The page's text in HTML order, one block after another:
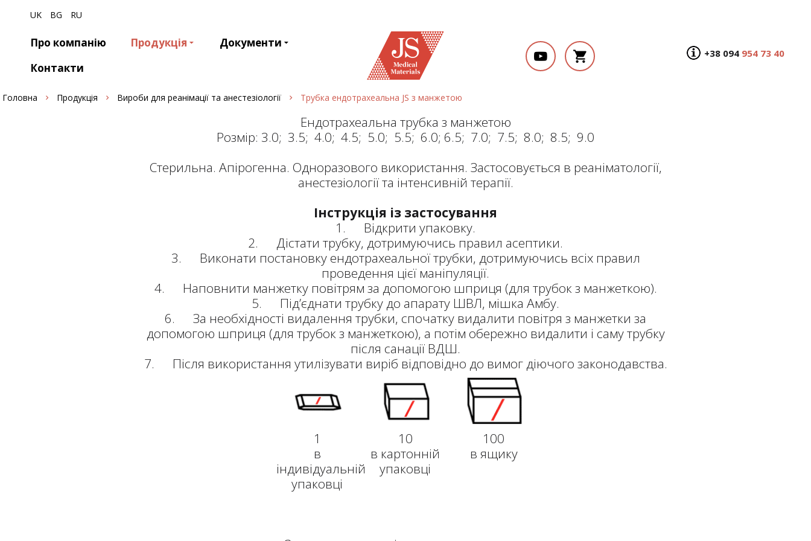
UK BG RU
Про компанію Продукція
Документи
Контакти
+38 094 954 73 40
Головна Продукція Вироби для реанімації та анестезіології Трубка ендотрахеальна JS з манжетою
Ендотрахеальна трубка з манжетою
Розмір: 3.0; 3.5; 4.0; 4.5; 5.0; 5.5; 6.0; 6.5; 7.0; 7.5; 8.0; 8.5; 9.0
Стерильна. Апірогенна. Одноразового використання. Застосовується в реаніматології,
анестезіології та інтенсивній терапії.
Інструкція із застосування
1. Відкрити упаковку.
2. Дістати трубку, дотримуючись правил асептики.
3. Виконати постановку ендотрахеальної трубки, дотримуючись всіх правил
проведення цієї маніпуляції.
4. Наповнити манжетку повітрям за допомогою шприця (для трубок з манжеткою).
5. Під’єднати трубку до апарату ШВЛ, мішка Амбу.
6. За необхідності видалення трубки, спочатку видалити повітря з манжетки за
допомогою шприця (для трубок з манжеткою), а потім обережно видалити і саму трубку
після санації ВДШ.
7. Після використання утилізувати виріб відповідно до вимог діючого законодавства.
1
в
індивідуальній
упаковці
10
в картонній
упаковці
100
в ящику